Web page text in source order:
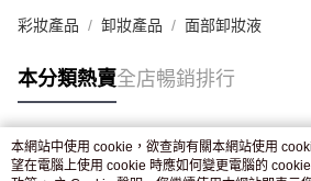
彩妝產品 卸妝產品 面部卸妝液
本分類熱賣全店暢銷排行
熱門標籤
本網站中使用 cookie，欲查詢有關本網站使用
望在電腦上使用 cookie 時應如何變更電腦的